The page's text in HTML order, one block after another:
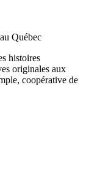
histoires
originales aux
coopérative de